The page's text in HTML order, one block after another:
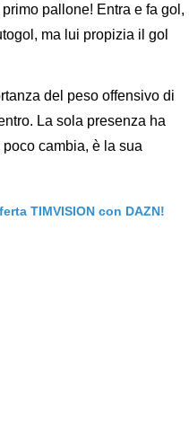
pallone! Entra e fa gol,
ma lui propizia il gol
del peso offensivo di
La sola presenza ha
cambia, è la sua
TIMVISION con DAZN!